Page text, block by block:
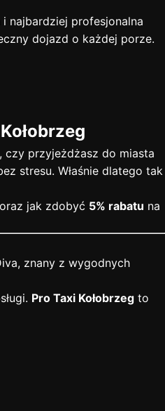
najbardziej profesjonalna
dojazd o każdej porze.
czy przyjeżdżasz do miasta
stresu. Właśnie dlatego tak
jak zdobyć 5% rabatu na
znany z wygodnych
Pro Taxi Kołobrzeg to